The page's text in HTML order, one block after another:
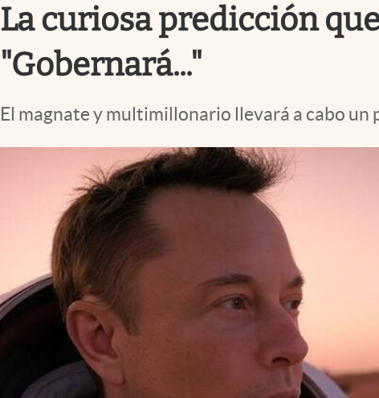
La curiosa predicción
"Gobernará..."
El magnate y multimillonario llevará a cabo